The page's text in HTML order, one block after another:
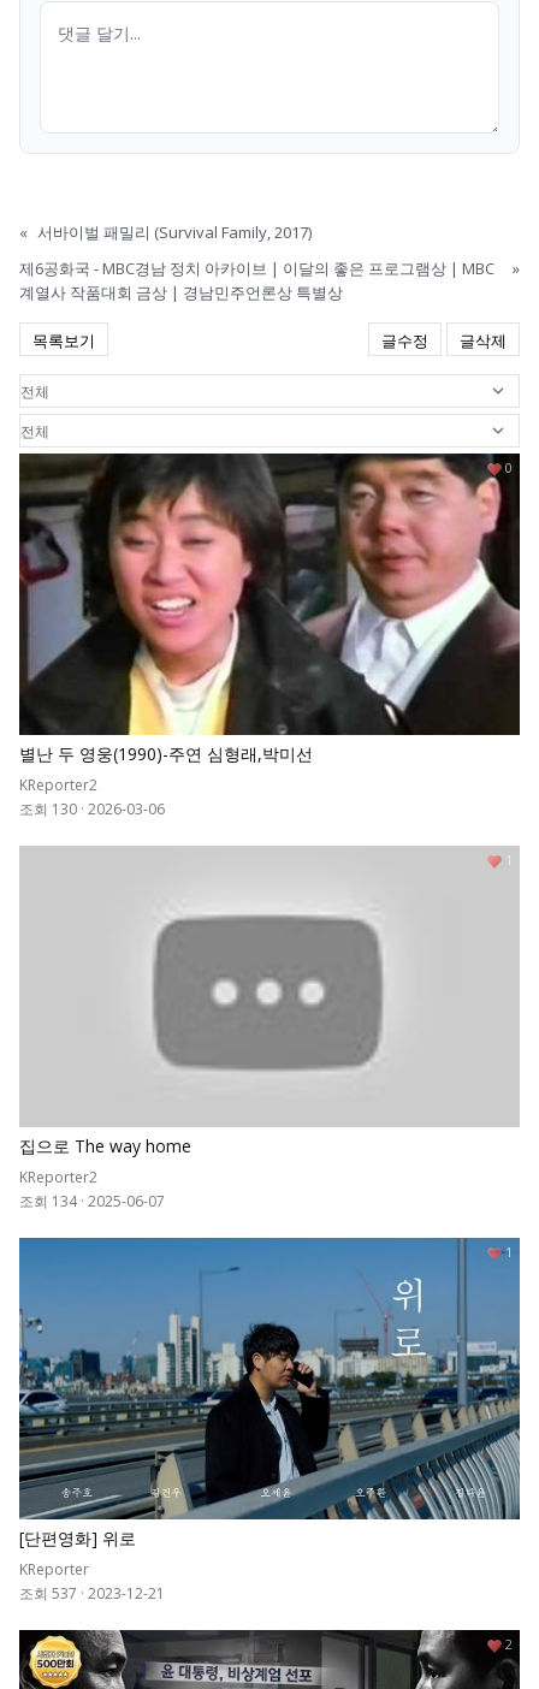
« 서바이벌 패밀리 (Survival Family, 2017)
제6공화국 - MBC경남 정치 아카이브 | 이달의 좋은 프로그램상 | MBC
계열사 작품대회 금상 | 경남민주언론상 특별상
»
목록보기 글수정 글삭제
별난 두 영웅(1990)-주연 심형래,박미선
KReporter2
조회 130 · 2026-03-06
0
집으로 The way home
KReporter2
조회 134 · 2025-06-07
1
[단편영화] 위로
KReporter
조회 537 · 2023-12-21
1
2